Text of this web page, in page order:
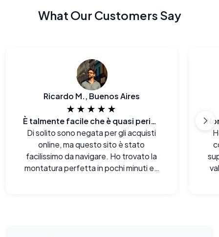
What Our Customers Say
Ricardo M., Buenos Aires
★★★★★
È talmente facile che è quasi pericoloso.
Di solito sono negata per gli acquisti
online, ma questo sito è stato
facilissimo da navigare. Ho trovato la
montatura perfetta in pochi minuti e il